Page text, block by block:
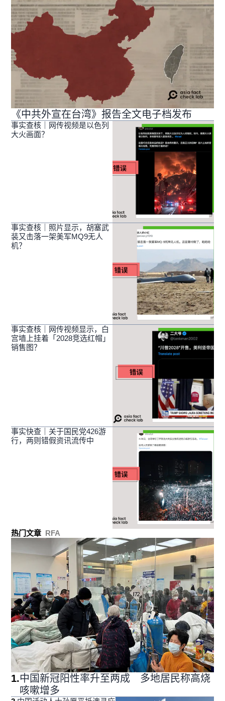
《中共外宣在台湾》报告全文电子档发布
事实查核｜网传视频是以色列
大火画面？
事实查核｜照片显示，胡塞武
装又击落一架美军MQ9无人
机？
事实查核｜网传视频显示，白
宫墙上挂着「2028竞选红帽」
销售图？
事实快查｜关于国民党426游
行，两则错假资讯流传中
热门文章 RFA
1.中国新冠阳性率升至两成 多地居民称高烧
咳嗽增多